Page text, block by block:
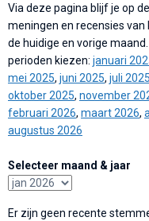
Via deze pagina blijf je op
meningen en recensies
de huidige en vorige
perioden kiezen: januari
mei 2025, juni 2025, juli 2025
oktober 2025, november
februari 2026, maart 2026,
augustus 2026
Selecteer maand & jaar
Er zijn geen recente